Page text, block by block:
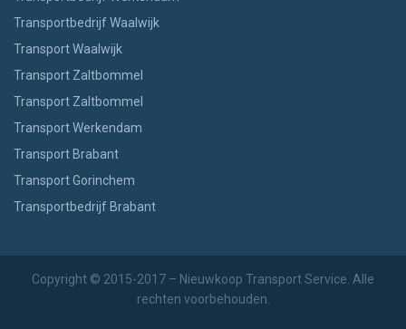
Transportbedrijf Waalwijk
Transport Waalwijk
Transport Zaltbommel
Transport Zaltbommel
Transport Werkendam
Transport Brabant
Transport Gorinchem
Transportbedrijf Brabant
Copyright © 2015-2017 – Nieuwkoop Transport Service. Alle
rechten voorbehouden.